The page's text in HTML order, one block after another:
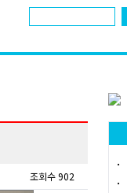
조회수 902